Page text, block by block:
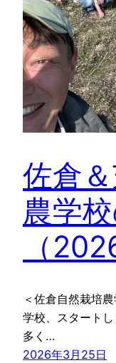
佐倉
農学
（
＜佐倉自然栽培
学校、スタート
多く…
2026年3月25日